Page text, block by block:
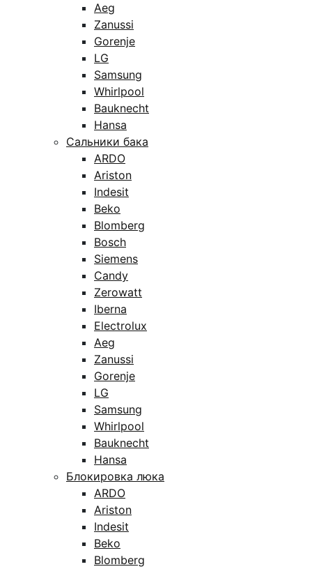
Aeg
Zanussi
Gorenje
LG
Samsung
Whirlpool
Bauknecht
Hansa
Сальники бака
ARDO
Ariston
Indesit
Beko
Blomberg
Bosch
Siemens
Candy
Zerowatt
Iberna
Electrolux
Aeg
Zanussi
Gorenje
LG
Samsung
Whirlpool
Bauknecht
Hansa
Блокировка люка
ARDO
Ariston
Indesit
Beko
Blomberg